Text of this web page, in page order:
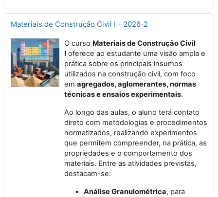
Materiais de Construção Civil I - 2026-2
O curso Materiais de Construção Civil
Ioferece ao estudante uma visão ampla e
prática sobre os principais insumos
utilizados na construção civil, com foco
em agregados, aglomerantes, normas
técnicas e ensaios experimentais.
Ao longo das aulas, o aluno terá contato
direto com metodologias e procedimentos
normatizados, realizando experimentos
que permitem compreender, na prática, as
propriedades e o comportamento dos
materiais. Entre as atividades previstas,
destacam-se:
Análise Granulométrica, para